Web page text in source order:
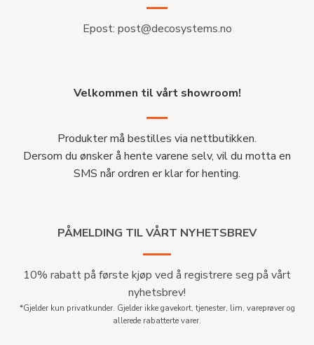
Epost: post@decosystems.no
Velkommen til vårt showroom!
Produkter må bestilles via nettbutikken.
Dersom du ønsker å hente varene selv, vil du motta en
SMS når ordren er klar for henting.
PÅMELDING TIL VÅRT NYHETSBREV
10% rabatt på første kjøp ved å registrere seg på vårt
nyhetsbrev!
*Gjelder kun privatkunder. Gjelder ikke gavekort, tjenester, lim, vareprøver og
allerede rabatterte varer.